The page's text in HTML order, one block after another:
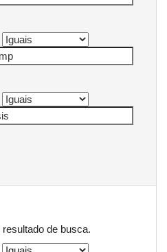
de busca.